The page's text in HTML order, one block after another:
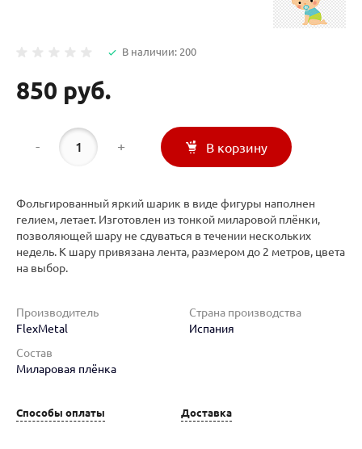
В наличии: 200
850 руб.
- + В корзину
Фольгированный яркий шарик в виде фигуры наполнен
гелием, летает. Изготовлен из тонкой миларовой плёнки,
позволяющей шару не сдуваться в течении нескольких
недель. К шару привязана лента, размером до 2 метров, цвета
на выбор.
Производитель
FlexMetal
Страна производства
Испания
Состав
Миларовая плёнка
Способы оплаты Доставка